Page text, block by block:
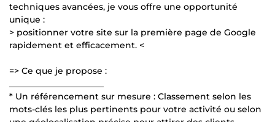
techniques avancées, je vous offre une opportunité
unique :
> positionner votre site sur la première page de Google
rapidement et efficacement. <
=> Ce que je propose :
* Un référencement sur mesure : Classement selon les
mots-clés les plus pertinents pour votre activité ou selon